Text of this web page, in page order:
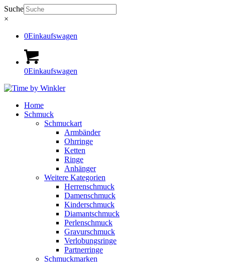
Suche
×
0Einkaufswagen
0Einkaufswagen
Home
Schmuck
Schmuckart
Armbänder
Ohrringe
Ketten
Ringe
Anhänger
Weitere Kategorien
Herrenschmuck
Damenschmuck
Kinderschmuck
Diamantschmuck
Perlenschmuck
Gravurschmuck
Verlobungsringe
Partnerringe
Schmuckmarken